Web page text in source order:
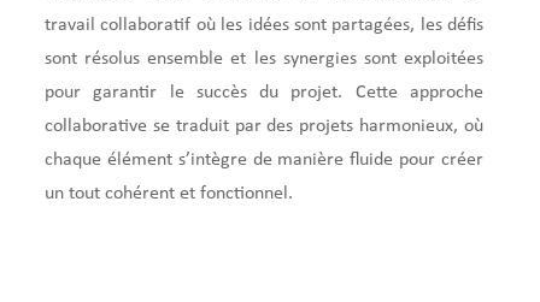
travail collaboratif où les idées sont partagées, les défis
sont résolus ensemble et les synergies sont exploitées
pour garantir le succès du projet. Cette approche
collaborative se traduit par des projets harmonieux, où
chaque élément s’intègre de manière fluide pour créer
un tout cohérent et fonctionnel.